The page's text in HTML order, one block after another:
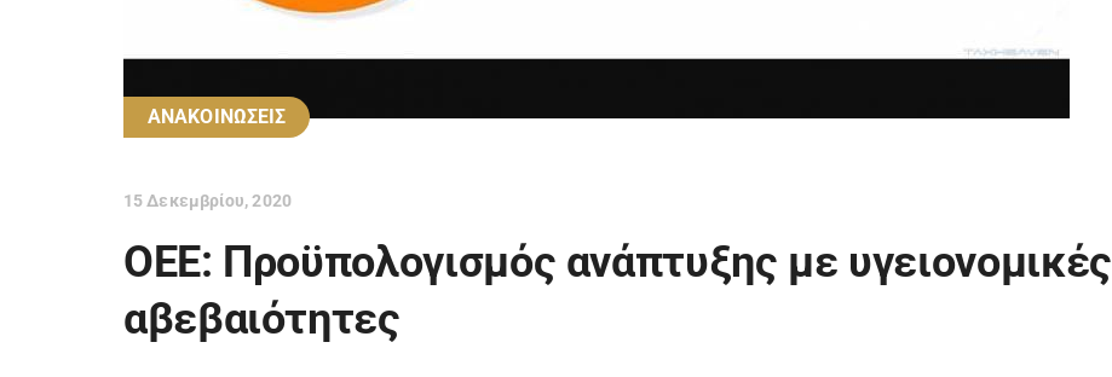
ΑΝΑΚΟΙΝΩΣΕΙΣ
15 Δεκεμβρίου, 2020
ΟΕΕ: Προϋπολογισμός ανάπτυξης με υγειονομικές
αβεβαιότητες